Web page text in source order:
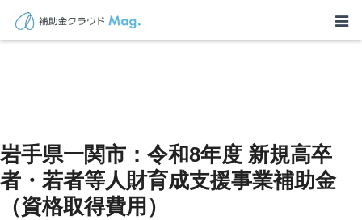
岩手県一関市：令和8年度 新規高卒
者・若者等人財育成支援事業補助金
（資格取得費用）